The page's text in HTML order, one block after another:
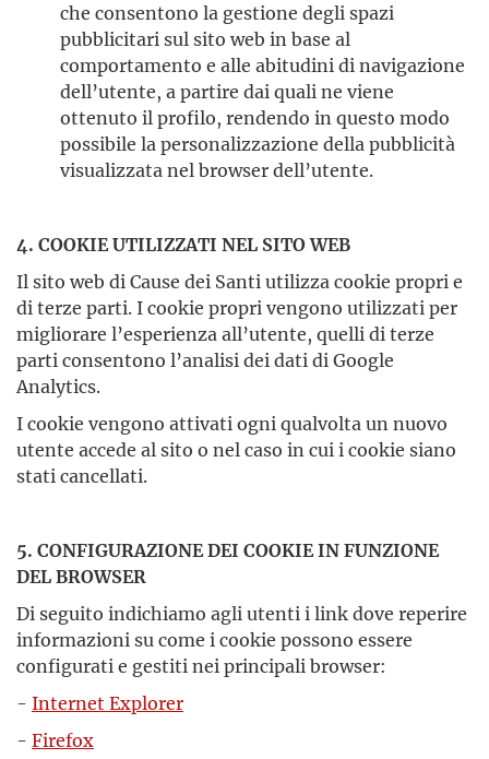
che consentono la gestione degli spazi
pubblicitari sul sito web in base al
comportamento e alle abitudini di navigazione
dell’utente, a partire dai quali ne viene
ottenuto il profilo, rendendo in questo modo
possibile la personalizzazione della pubblicità
visualizzata nel browser dell’utente.
4. COOKIE UTILIZZATI NEL SITO WEB
Il sito web di Cause dei Santi utilizza cookie propri e
di terze parti. I cookie propri vengono utilizzati per
migliorare l’esperienza all’utente, quelli di terze
parti consentono l’analisi dei dati di Google
Analytics.
I cookie vengono attivati ogni qualvolta un nuovo
utente accede al sito o nel caso in cui i cookie siano
stati cancellati.
5. CONFIGURAZIONE DEI COOKIE IN FUNZIONE
DEL BROWSER
Di seguito indichiamo agli utenti i link dove reperire
informazioni su come i cookie possono essere
configurati e gestiti nei principali browser:
- Internet Explorer
- Firefox